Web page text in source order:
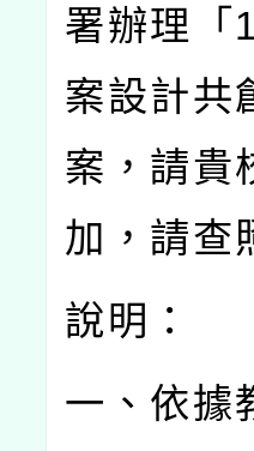
署辦理「
案設計共
案，請貴
加，請查
說明：
一、依據